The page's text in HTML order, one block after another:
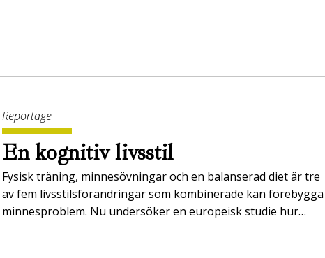
Reportage
En kognitiv livsstil
Fysisk träning, minnesövningar och en balanserad diet är tre
av fem livsstilsförändringar som kombinerade kan förebygga
minnesproblem. Nu undersöker en europeisk studie hur…